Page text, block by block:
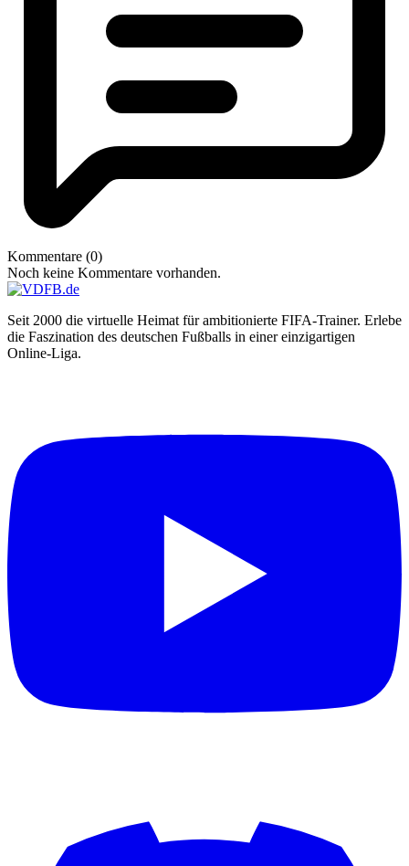
Kommentare (0)
Noch keine Kommentare vorhanden.
Seit 2000 die virtuelle Heimat für ambitionierte FIFA-Trainer. Erlebe
die Faszination des deutschen Fußballs in einer einzigartigen
Online-Liga.